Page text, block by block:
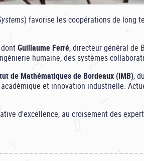
) favorise les coopérations de long
Guillaume Ferré, directeur général de
humaine, des systèmes
de Mathématiques de Bordeaux (IMB), du
et innovation industrielle.
d'excellence, au croisement des